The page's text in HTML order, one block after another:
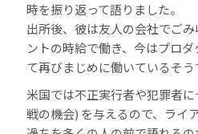
時を振り返って語りました。
出所後、彼は友人の会社でご
ントの時給で働き、今はプロ
て再びまじめに働いているそう
米国では不正実行者や犯罪者
戦の機会) を与えるので、ライ